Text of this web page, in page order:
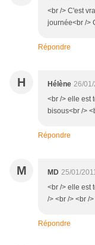
<br /> C'est
journée<br />
Répondre
H Hélène 26/
<br /> elle est
bisous<br />
Répondre
M MD 25/01/
<br /> elle est
/> <br /> <br />
Répondre